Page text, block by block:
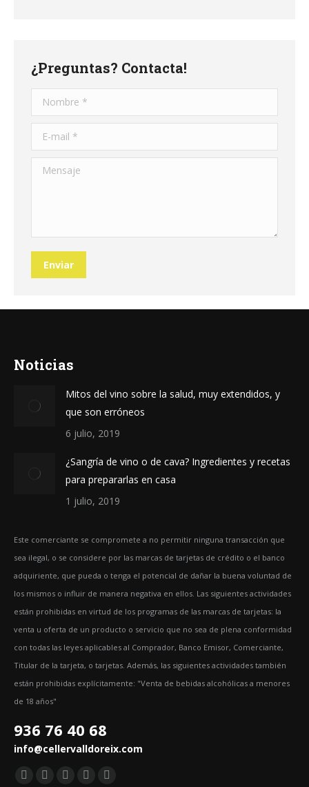
¿Preguntas? Contacta!
Nombre *
E-mail *
Mensaje
Enviar
Noticias
Mitos del vino sobre la salud, muy extendidos, y
que son erróneos
6 julio, 2019
¿Sangría de vino o de cava? Ingredientes y recetas
para prepararlas en casa
1 julio, 2019
Este comerciante se compromete a no permitir ninguna transacción que
sea ilegal, o se considere por las marcas de tarjetas de crédito o el banco
adquiriente, que pueda o tenga el potencial de dañar la buena voluntad de
los mismos o influir de manera negativa en ellos. Las siguientes actividades
están prohibidas en virtud de los programas de las marcas de tarjetas: la
venta u oferta de un producto o servicio que no sea de plena conformidad
con todas las leyes aplicables al Comprador, Banco Emisor, Comerciante,
Titular de la tarjeta, o tarjetas. Además, las siguientes actividades también
están prohibidas explícitamente: "Venta de bebidas alcohólicas a menores
de 18 años"
936 76 40 68
info@cellervalldoreix.com
Encuéntranos en:
Facebook
TwitterYouTube
PinterestInstagram